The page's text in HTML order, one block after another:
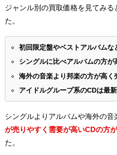
ジャンル別の買取価格を見てみる
た。
初回限定盤やベストアルバムな
シングルに比べアルバムの方が
海外の音楽より邦楽の方が高く
アイドルグループ系のCDは最
シングルよりアルバムや海外の音
が売りやすく需要が高いCDの方
た。